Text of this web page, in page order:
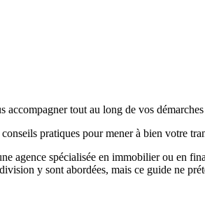
tout au long de vos
pratiques pour mener à bien votre
agence spécialisée en immobilier ou en
y sont abordées, mais ce guide ne